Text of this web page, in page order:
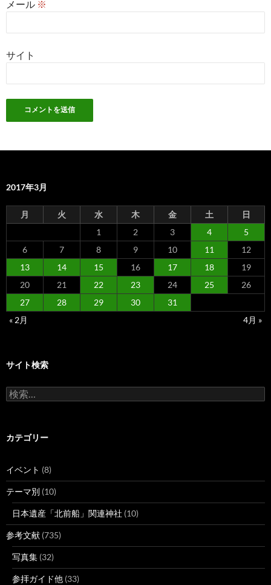
メール ※
サイト
2017年3月
月 火 水 木 金 土
日
1
2 3 4
5
6
7 8 9 10 11
12
13
14 15 16 17 18
19
20
21 22 23 24 25
26
27
28 29 30
31
« 2月
4月 »
サイト検索
検
索:
カテゴリー
イベント (8)
テーマ別 (10)
日本遺産「北前船」関連神社 (10)
参考文献 (735)
写真集 (32)
参拝ガイド他 (33)